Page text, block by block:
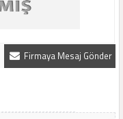
Firmaya Mesaj Gönder